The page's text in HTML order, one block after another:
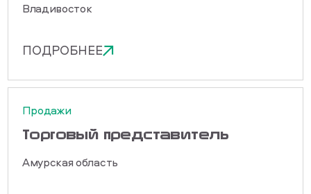
Владивосток
ПОДРОБНЕЕ
Продажи
Торговый представитель
Амурская область